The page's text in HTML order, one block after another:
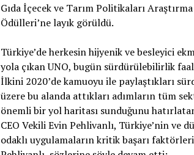
Gıda İçecek ve Tarım Politikaları
Ödülleri’ne layık görüldü.
Türkiye’de herkesin hijyenik ve besleyici
yola çıkan UNO, bugün sürdürülebilirlik
İlkini 2020’de kamuoyu ile paylaştıkları
üzere bu alanda attıkları adımların tüm
önemli bir yol haritası sunduğunu
CEO Vekili Evin Pehlivanlı, Türkiye’nin ve
odaklı uygulamaların kritik başarı faktörleri